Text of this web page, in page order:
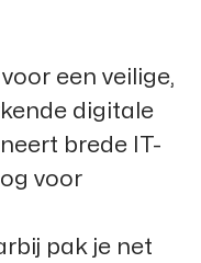
een veilige,
digitale
brede IT-
voor
pak je net